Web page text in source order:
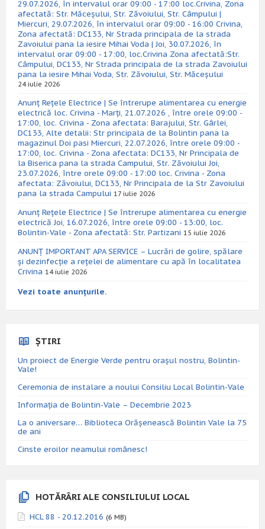
29.07.2026, în intervalul orar 09:00 - 17:00 loc.Crivina, Zona
afectată: Str. Măceșului, Str. Zăvoiului, Str. Câmpului |
Miercuri, 29.07.2026, în intervalul orar 09:00 - 16:00 Crivina,
Zona afectată: DC133, Nr Strada principala de la strada
Zavoiului pana la iesire Mihai Voda | Joi, 30.07.2026, în
intervalul orar 09:00 - 17:00, loc.Crivina Zona afectată:Str.
Câmpului, DC133, Nr Strada principala de la strada Zavoiului
pana la iesire Mihai Voda, Str. Zăvoiului, Str. Măceșului
24 iulie 2026
Anunț Rețele Electrice | Se întrerupe alimentarea cu energie
electrică loc. Crivina - Marți, 21.07.2026 , între orele 09:00 -
17:00, loc. Crivina - Zona afectata: Barajului, Str. Gârlei,
DC133, Alte detalii: Str principala de la Bolintin pana la
magazinul Doi pasi Miercuri, 22.07.2026, între orele 09:00 -
17:00, loc. Crivina - Zona afectata: DC133, Nr Principala de
la Biserica pana la strada Campului, Str. Zăvoiului Joi,
23.07.2026, între orele 09:00 - 17:00 loc. Crivina - Zona
afectata: Zăvoiului, DC133, Nr Principala de la Str Zavoiului
pana la strada Campului 17 iulie 2026
Anunț Rețele Electrice | Se întrerupe alimentarea cu energie
electrică Joi, 16.07.2026, între orele 09:00 - 13:00, loc.
Bolintin-Vale - Zona afectată: Str. Partizani 15 iulie 2026
ANUNȚ IMPORTANT APA SERVICE – Lucrări de golire, spălare
și dezinfecție a rețelei de alimentare cu apă în localitatea
Crivina 14 iulie 2026
Vezi toate anunțurile.
ȘTIRI
Un proiect de Energie Verde pentru orașul nostru, Bolintin-
Vale!
Ceremonia de instalare a noului Consiliu Local Bolintin-Vale
Informația de Bolintin-Vale – Decembrie 2023
La o aniversare… Biblioteca Orăşenească Bolintin Vale la 75
de ani
Cinste eroilor neamului românesc!
HOTĂRÂRI ALE CONSILIULUI LOCAL
HCL 88 - 20.12.2016 (6 MB)